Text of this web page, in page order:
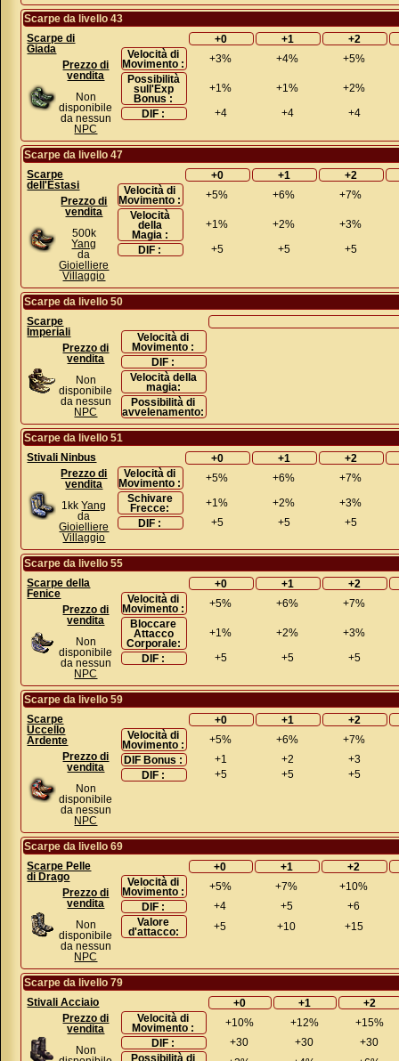
Scarpe da livello 43
Scarpe di
Giada
Prezzo di
vendita
Non
disponibile
da nessun
NPC
+0 +1
+2
Velocità di
Movimento :
+3% +4% +5%
Possibilità
sull'Exp
Bonus :
+1% +1% +2%
DIF : +4 +4 +4
Scarpe da livello 47
Scarpe
dell'Estasi
Prezzo di
vendita
500k
Yang
da
Gioielliere
Villaggio
+0 +1
+2
Velocità di
Movimento :
+5% +6% +7%
Velocità
della
Magia :
+1% +2% +3%
DIF : +5 +5 +5
Scarpe da livello 50
Scarpe
Imperiali
Prezzo di
vendita
Non
disponibile
da nessun
NPC
Velocità di
Movimento :
DIF :
Velocità della
magia:
Possibilità di
avvelenamento:
Scarpe da livello 51
Stivali Ninbus
Prezzo di
vendita
1kkYang
da
Gioielliere
Villaggio
+0 +1
+2
Velocità di
Movimento :
+5% +6% +7%
Schivare
Frecce:
+1% +2% +3%
DIF : +5 +5 +5
Scarpe da livello 55
Scarpe della
Fenice
Prezzo di
vendita
Non
disponibile
da nessun
NPC
+0 +1
+2
Velocità di
Movimento :
+5% +6% +7%
Bloccare
Attacco
Corporale:
+1% +2% +3%
DIF : +5 +5 +5
Scarpe da livello 59
Scarpe
Uccello
Ardente
Prezzo di
vendita
Non
disponibile
da nessun
NPC
+0 +1
+2
Velocità di
Movimento :
+5% +6% +7%
DIF Bonus : +1 +2 +3
DIF : +5 +5 +5
Scarpe da livello 69
Scarpe Pelle
di Drago
Prezzo di
vendita
Non
disponibile
da nessun
NPC
+0 +1
+2
Velocità di
Movimento :
+5% +7% +10%
DIF : +4 +5 +6
Valore
d'attacco:
+5 +10 +15
Scarpe da livello 79
Stivali Acciaio
Prezzo di
vendita
Non
+0 +1
+2
Velocità di
Movimento :
+10% +12% +15%
DIF : +30 +30 +30
Possibilità di